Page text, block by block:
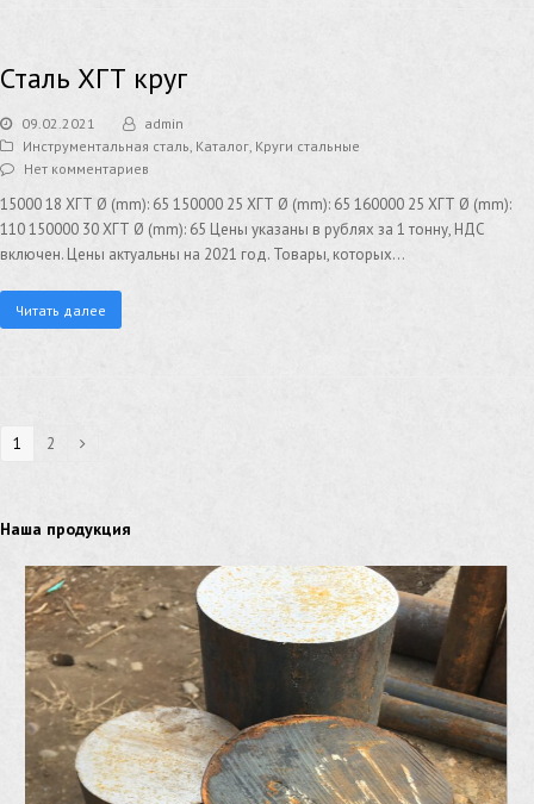
Сталь ХГТ круг
09.02.2021
admin
Инструментальная сталь, Каталог, Круги стальные
Нет комментариев
15000 18 ХГТ Ø (mm): 65 150000 25 ХГТ Ø (mm): 65 160000 25 ХГТ Ø (mm):
110 150000 30 ХГТ Ø (mm): 65 Цены указаны в рублях за 1 тонну, НДС
включен. Цены актуальны на 2021 год. Товары, которых…
Читать далее
1 2
Наша продукция